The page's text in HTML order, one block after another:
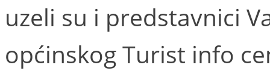
uzeli su i predstavnici
općinskog Turist info